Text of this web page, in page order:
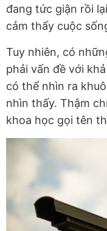
đang tức giận rồi
cảm thấy cuộc
Tuy nhiên, có
phải vấn đề với
có thể nhìn ra
nhìn thấy. Thậm
khoa học gọi tên